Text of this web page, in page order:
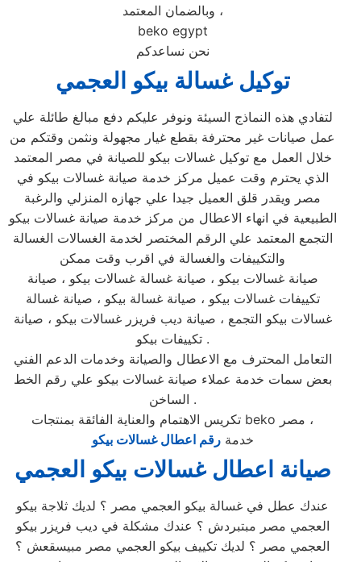
وبالضمان المعتمد ،
beko egypt
نحن نساعدكم
توكيل غسالة بيكو العجمي
لتفادي هذه النماذج السيئة ونوفر عليكم دفع مبالغ طائلة علي
عمل صيانات غير محترفة بقطع غيار مجهولة ونثمن وقتكم من
خلال العمل مع توكيل غسالات بيكو للصيانة في مصر المعتمد
الذي يحترم وقت عميل مركز خدمة صيانة غسالات بيكو في
مصر ويقدر قلق العميل جيدا علي جهازه المنزلي والرغبة
الطبيعية في انهاء الاعطال من مركز خدمة صيانة غسالات بيكو
التجمع المعتمد علي الرقم المختصر لخدمة الغسالات الغسالة
والتكييفات والغسالة في اقرب وقت ممكن
صيانة غسالات بيكو ، صيانة غسالة غسالات بيكو ، صيانة
تكييفات غسالات بيكو ، صيانة غسالة بيكو ، صيانة غسالة
غسالات بيكو التجمع ، صيانة ديب فريزر غسالات بيكو ، صيانة
تكييفات بيكو .
التعامل المحترف مع الاعطال والصيانة وخدمات الدعم الفني
بعض سمات خدمة عملاء صيانة غسالات بيكو علي رقم الخط
الساخن .
تكريس الاهتمام والعناية الفائقة بمنتجات beko مصر ،
خدمةرقم اعطال غسالات بيكو
صيانة اعطال غسالات بيكو العجمي
عندك عطل في غسالة بيكو العجمي مصر ؟ لديك ثلاجة بيكو
العجمي مصر مبتبردش ؟ عندك مشكلة في ديب فريزر بيكو
العجمي مصر ؟ لديك تكييف بيكو العجمي مصر مبيسقعش ؟